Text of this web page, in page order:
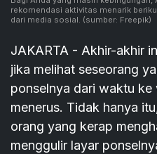
rekomendasi aktivitas menarik
dari media sosial. (sumber: Freepik)
JAKARTA - Akhir-akhir
jika melihat seseorang
ponselnya dari waktu
menerus. Tidak hanya
orang yang kerap
menggulir layar